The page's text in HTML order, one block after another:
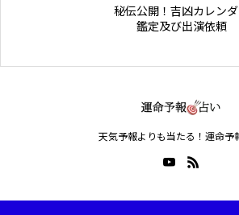
秘伝公開！吉凶カレン
鑑定及び出演依頼
天気予報よりも当たる！運命予